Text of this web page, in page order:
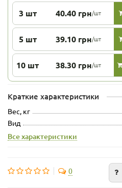
3 шт 40.40 грн/шт
5 шт 39.10 грн/шт
10 шт 38.30 грн/шт
Краткие характеристики
Вес, кг
Вид
Все характеристики
0